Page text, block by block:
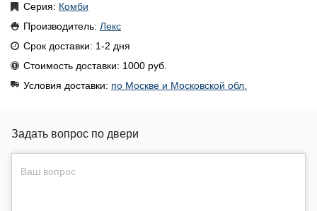
Серия: Комби
Производитель: Лекс
Срок доставки: 1-2 дня
Стоимость доставки: 1000 руб.
Условия доставки: по Москве и Московской обл.
Задать вопрос по двери